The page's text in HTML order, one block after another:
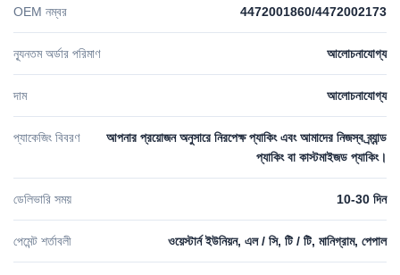
OEM নম্বর 4472001860/4472002173
ন্যূনতম অর্ডার পরিমাণ আলোচনাযোগ্য
দাম আলোচনাযোগ্য
প্যাকেজিং বিবরণ
আপনার প্রয়োজন অনুসারে নিরপেক্ষ প্যাকিং এবং আমাদের নিজস্ব ব্র্যান্ড
প্যাকিং বা কাস্টমাইজড প্যাকিং।
ডেলিভারি সময় 10-30 দিন
পেমেন্ট শর্তাবলী ওয়েস্টার্ন ইউনিয়ন, এল / সি, টি / টি, মানিগ্রাম, পেপাল